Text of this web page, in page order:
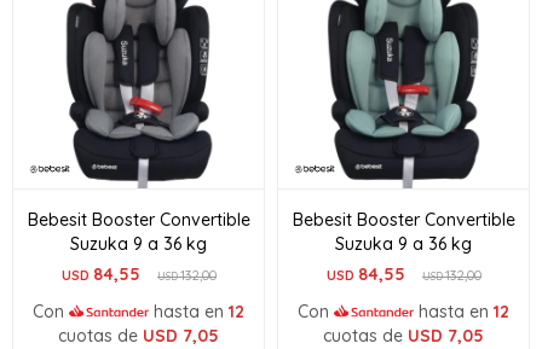
Bebesit Booster Convertible
Suzuka 9 a 36 kg
USD 84,55 USD132,00
Con hasta en 12
cuotas de USD 7,05
Bebesit Booster Convertible
Suzuka 9 a 36 kg
USD 84,55 USD132,00
Con hasta en 12
cuotas de USD 7,05